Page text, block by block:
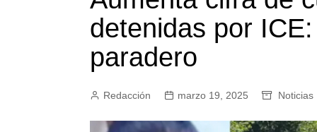
detenidas por
paradero
Redacción marzo 19, 2025 Noticias